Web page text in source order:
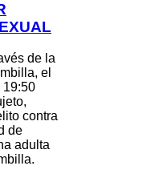
de la
el
19:50
contra
de
adulta